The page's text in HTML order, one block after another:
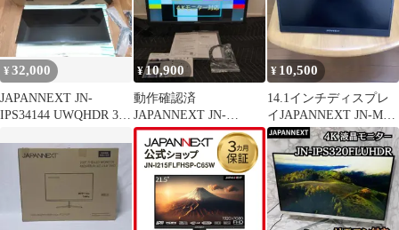
回転
¥32,000
JAPANNEXT JN-
IPS34144 UWQHDR 34
¥10,900
動作確認済
JAPANNEXT JN-
V236FHDR-C65W 液晶
モニター 2
¥ 10,500
14.1インチディスプレ
イJAPANNEXT JN-MD-
IPS141FHDR